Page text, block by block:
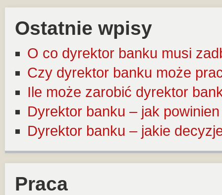
Ostatnie wpisy
O co dyrektor banku musi
Czy dyrektor banku może
Ile może zarobić dyrektor
Dyrektor banku – jak
Dyrektor banku – jakie
Praca